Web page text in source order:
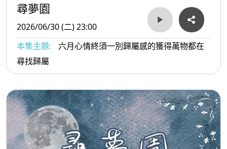
尋夢園
2026/06/30 (二) 23:00
本集主題:
六月心情終須一別歸屬感的獲得萬物都在
尋找歸屬